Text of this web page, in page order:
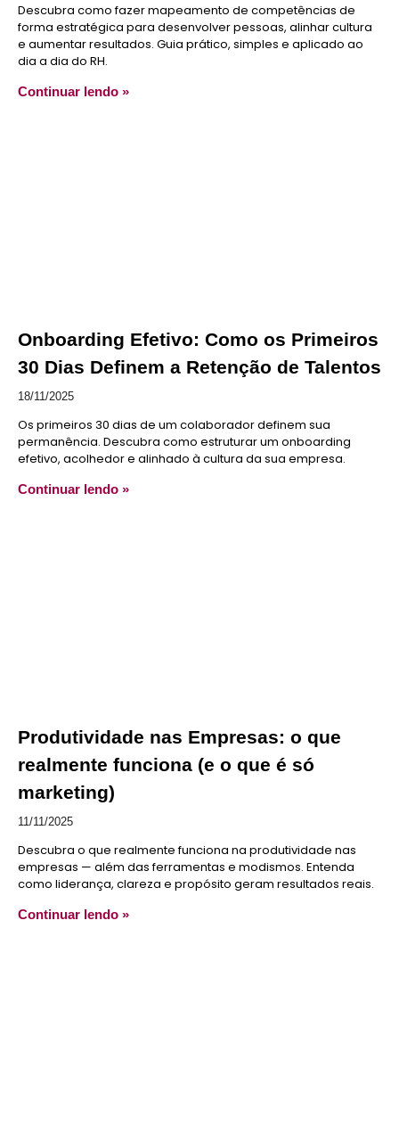
Descubra como fazer mapeamento de competências de
forma estratégica para desenvolver pessoas, alinhar cultura
e aumentar resultados. Guia prático, simples e aplicado ao
dia a dia do RH.
Continuar lendo »
Onboarding Efetivo: Como os Primeiros
30 Dias Definem a Retenção de Talentos
18/11/2025
Os primeiros 30 dias de um colaborador definem sua
permanência. Descubra como estruturar um onboarding
efetivo, acolhedor e alinhado à cultura da sua empresa.
Continuar lendo »
Produtividade nas Empresas: o que
realmente funciona (e o que é só
marketing)
11/11/2025
Descubra o que realmente funciona na produtividade nas
empresas — além das ferramentas e modismos. Entenda
como liderança, clareza e propósito geram resultados reais.
Continuar lendo »